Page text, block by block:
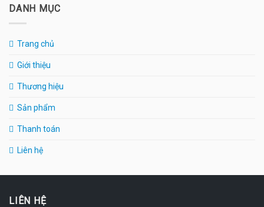
DANH MỤC
Trang chủ
Giới thiệu
Thương hiệu
Sản phẩm
Thanh toán
Liên hệ
LIÊN HỆ